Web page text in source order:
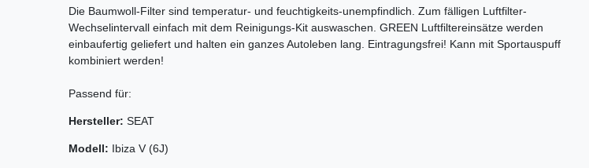
Die Baumwoll-Filter sind temperatur- und feuchtigkeits-unempfindlich. Zum fälligen Luftfilter-
Wechselintervall einfach mit dem Reinigungs-Kit auswaschen. GREEN Luftfiltereinsätze werden
einbaufertig geliefert und halten ein ganzes Autoleben lang. Eintragungsfrei! Kann mit Sportauspuff
kombiniert werden!
Passend für:
Hersteller: SEAT
Modell: Ibiza V (6J)